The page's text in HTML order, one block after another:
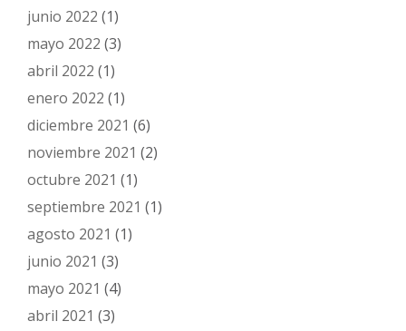
junio 2022 (1)
mayo 2022 (3)
abril 2022 (1)
enero 2022 (1)
diciembre 2021 (6)
noviembre 2021 (2)
octubre 2021 (1)
septiembre 2021 (1)
agosto 2021 (1)
junio 2021 (3)
mayo 2021 (4)
abril 2021 (3)